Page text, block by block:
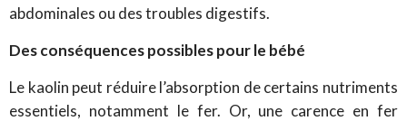
abdominales ou des troubles digestifs.
Des conséquences possibles pour le bébé
Le kaolin peut réduire l’absorption de certains nutriments
essentiels, notamment le fer. Or, une carence en fer